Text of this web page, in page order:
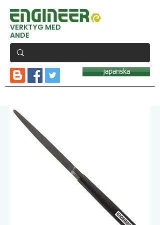
VERKTYG MED
ANDE
japanska